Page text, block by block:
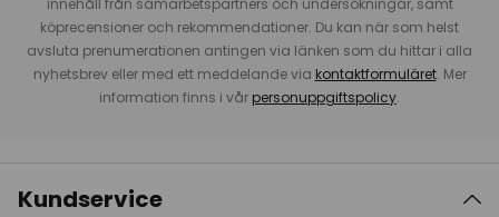
innehåll från samarbetspartners och undersökningar, samt
köprecensioner och rekommendationer. Du kan när som helst
avsluta prenumerationen antingen via länken som du hittar i alla
nyhetsbrev eller med ett meddelande via kontaktformuläret. Mer
information finns i vår personuppgiftspolicy.
Kundservice